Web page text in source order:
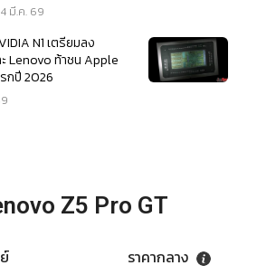
มี.ค. 69
N1 เตรียมลง
Lenovo ท้าชน Apple
กปี 2026
Z5 Pro GT
ราคากลาง